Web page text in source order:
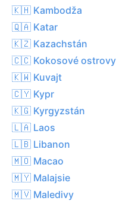
🇰🇭 Kambodža
🇶🇦 Katar
🇰🇿 Kazachstán
🇨🇨 Kokosové ostrovy
🇰🇼 Kuvajt
🇨🇾 Kypr
🇰🇬 Kyrgyzstán
🇱🇦 Laos
🇱🇧 Libanon
🇲🇴 Macao
🇲🇾 Malajsie
🇲🇻 Maledivy